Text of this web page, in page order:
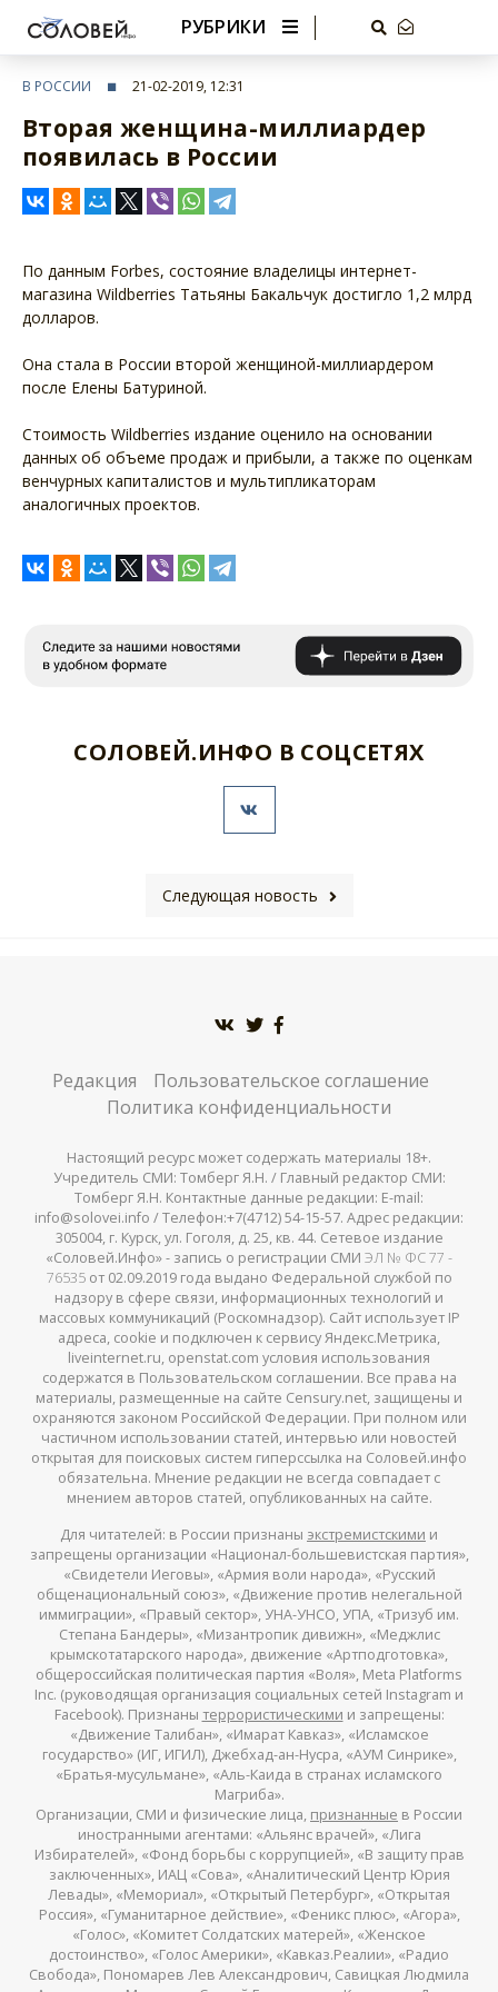
РУБРИКИ
В РОССИИ 21-02-2019, 12:31
Вторая женщина-миллиардер
появилась в России
По данным Forbes, состояние владелицы интернет-
магазина Wildberries Татьяны Бакальчук достигло 1,2 млрд
долларов.
Она стала в России второй женщиной-миллиардером
после Елены Батуриной.
Стоимость Wildberries издание оценило на основании
данных об объеме продаж и прибыли, а также по оценкам
венчурных капиталистов и мультипликаторам
аналогичных проектов.
СОЛОВЕЙ.ИНФО В СОЦСЕТЯХ
Следующая новость
Редакция
Пользовательское соглашение
Политика конфиденциальности
Настоящий ресурс может содержать материалы 18+.
Учредитель СМИ: Томберг Я.Н. / Главный редактор СМИ:
Томберг Я.Н. Контактные данные редакции: E-mail:
info@solovei.info / Телефон:+7(4712) 54-15-57. Адрес редакции:
305004, г. Курск, ул. Гоголя, д. 25, кв. 44. Сетевое издание
«Соловей.Инфо» - запись о регистрации СМИ ЭЛ № ФС 77 -
76535от 02.09.2019 года выдано Федеральной службой по
надзору в сфере связи, информационных технологий и
массовых коммуникаций (Роскомнадзор). Сайт использует IP
адреса, cookie и подключен к сервису Яндекс.Метрика,
liveinternet.ru, openstat.com условия использования
содержатся в Пользовательском соглашении. Все права на
материалы, размещенные на сайте Censury.net, защищены и
охраняются законом Российской Федерации. При полном или
частичном использовании статей, интервью или новостей
открытая для поисковых систем гиперссылка на Соловей.инфо
обязательна. Мнение редакции не всегда совпадает с
мнением авторов статей, опубликованных на сайте.
Для читателей: в России признаны экстремистскими и
запрещены организации «Национал-большевистская партия»,
«Свидетели Иеговы», «Армия воли народа», «Русский
общенациональный союз», «Движение против нелегальной
иммиграции», «Правый сектор», УНА-УНСО, УПА, «Тризуб им.
Степана Бандеры», «Мизантропик дивижн», «Меджлис
крымскотатарского народа», движение «Артподготовка»,
общероссийская политическая партия «Воля», Meta Platforms
Inc. (руководящая организация социальных сетей Instagram и
Facebook). Признаны террористическими и запрещены:
«Движение Талибан», «Имарат Кавказ», «Исламское
государство» (ИГ, ИГИЛ), Джебхад-ан-Нусра, «АУМ Синрике»,
«Братья-мусульмане», «Аль-Каида в странах исламского
Магриба».
Организации, СМИ и физические лица, признанные в России
иностранными агентами: «Альянс врачей», «Лига
Избирателей», «Фонд борьбы с коррупцией», «В защиту прав
заключенных», ИАЦ «Сова», «Аналитический Центр Юрия
Левады», «Мемориал», «Открытый Петербург», «Открытая
Россия», «Гуманитарное действие», «Феникс плюс», «Агора»,
«Голос», «Комитет Солдатских матерей», «Женское
достоинство», «Голос Америки», «Кавказ.Реалии», «Радио
Свобода», Пономарев Лев Александрович, Савицкая Людмила